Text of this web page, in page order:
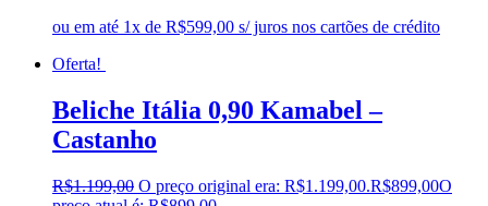
ou em até 1x de R$599,00 s/ juros nos cartões de crédito
Oferta!
Beliche Itália 0,90 Kamabel –
Castanho
R$1.199,00 O preço original era: R$1.199,00.R$899,00O